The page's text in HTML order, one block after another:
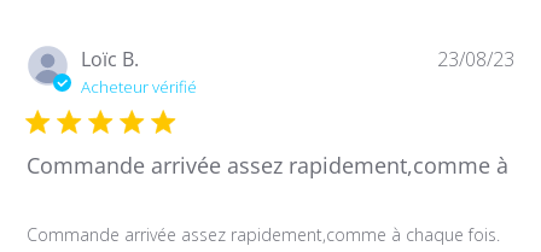
Loïc B.
Acheteur vérifié
Commande arrivée assez rapidement,comme à
Commande arrivée assez rapidement,comme à chaque fois.
23/08/23